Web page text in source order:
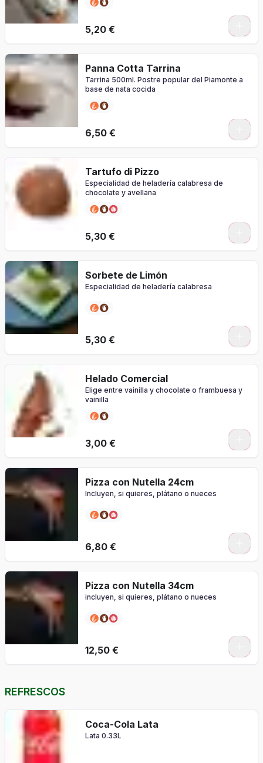
5,20 €
Panna Cotta Tarrina
Tarrina 500ml. Postre popular del Piamonte a
base de nata cocida
6,50 €
Tartufo di Pizzo
Especialidad de heladería calabresa de
chocolate y avellana
5,30 €
Sorbete de Limón
Especialidad de heladería calabresa
5,30 €
Helado Comercial
Elige entre vainilla y chocolate o frambuesa y
vainilla
3,00 €
Pizza con Nutella 24cm
Incluyen, si quieres, plátano o nueces
6,80 €
Pizza con Nutella 34cm
incluyen, si quieres, plátano o nueces
12,50 €
REFRESCOS
Coca-Cola Lata
Lata 0.33L